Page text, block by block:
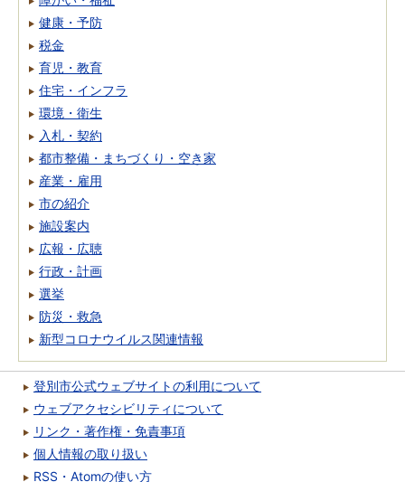
健康・予防
税金
育児・教育
住宅・インフラ
環境・衛生
入札・契約
都市整備・まちづくり・空き家
産業・雇用
市の紹介
施設案内
広報・広聴
行政・計画
選挙
防災・救急
新型コロナウイルス関連情報
登別市公式ウェブサイトの利用について
ウェブアクセシビリティについて
リンク・著作権・免責事項
個人情報の取り扱い
RSS・Atomの使い方